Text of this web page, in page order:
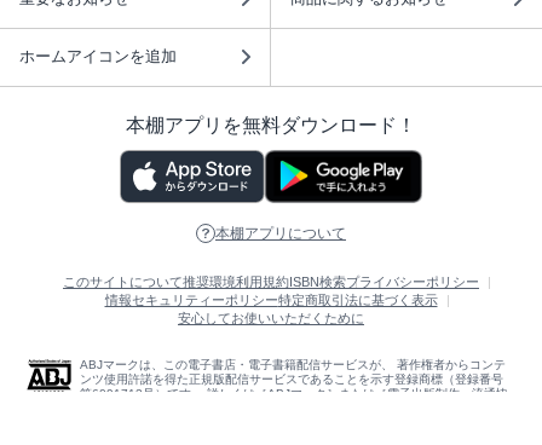
ホームアイコンを追加
本棚アプリを無料ダウンロード！
本棚アプリについて
このサイトについて推奨環境利用規約ISBN検索プライバシーポリシー
情報セキュリティーポリシー特定商取引法に基づく表示
安心してお使いいただくために
ABJマークは、この電子書店・電子書籍配信サービスが、 著作権者からコンテ
ンツ使用許諾を得た正規版配信サービスであることを示す登録商標（登録番号
第6091713号）です。 詳しくは［ABJマーク］または［電子出版制作・流通協